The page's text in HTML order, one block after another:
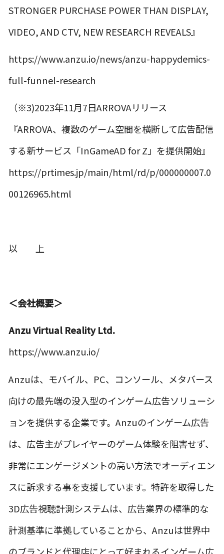
STRONGER PURCHASE POWER THAN DISPLAY,
VIDEO, AND CTV, NEW RESEARCH REVEALS』
https://www.anzu.io/news/anzu-happydemics-
full-funnel-research
（※3)2023年11月7日ARROVAリリース
『ARROVA、複数のゲーム空間を横断して広告配信
する新サービス「InGameAD for Z」を提供開始』
https://prtimes.jp/main/html/rd/p/000000007.0
00126965.html
以 上
＜会社概要＞
Anzu Virtual Reality Ltd.
https://www.anzu.io/
Anzuは、モバイル、PC、コンソール、メタバース
向けの最先端の没入型のインゲーム広告ソリューシ
ョンを提供する企業です。Anzuのインゲーム広告
は、広告主がプレイヤーのゲーム体験を阻害せず、
非常にエンゲージメントの高い方法でオーディエン
スに訴求する事を支援しています。特許を取得した
3D広告視聴計測システムは、広告業界の標準的な
計測基準に準拠していることから、Anzuは世界中